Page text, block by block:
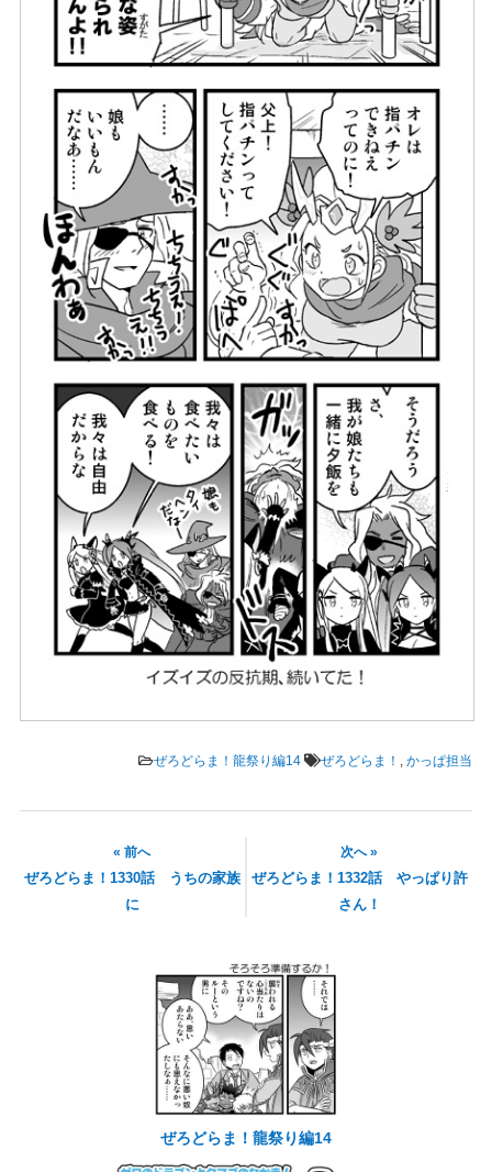
ぜろどらま！龍祭り編14 ぜろどらま！ ,かっぱ担当
« 前へ
ぜろどらま！1330話 うちの家族
に
次へ »
ぜろどらま！1332話 やっぱり許
さん！
ぜろどらま！龍祭り編14